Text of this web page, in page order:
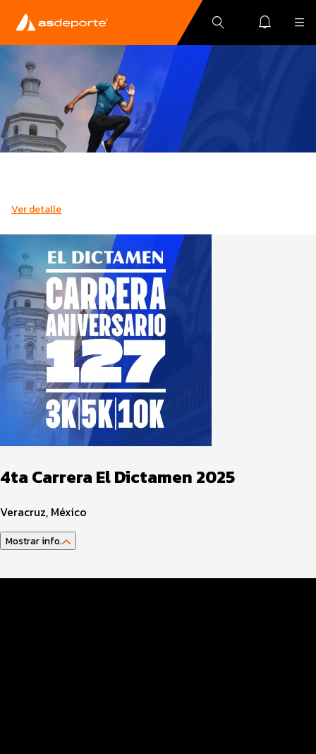
Ver detalle
4ta Carrera El Dictamen 2025
Veracruz, México
Mostrar info.